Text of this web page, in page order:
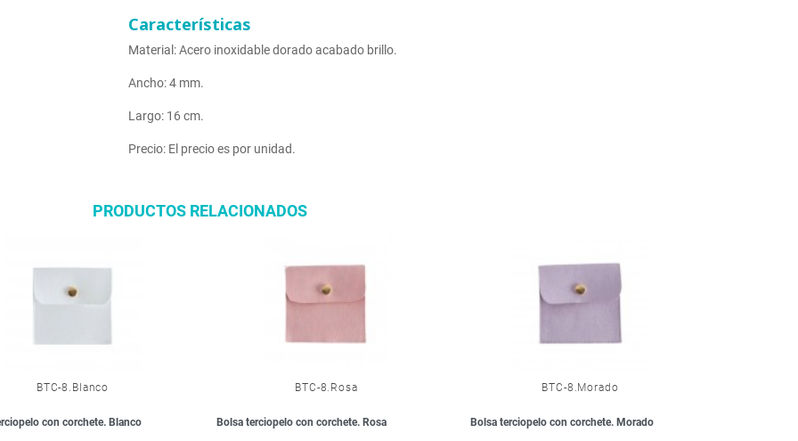
Características
Material: Acero inoxidable dorado acabado brillo.
Ancho: 4 mm.
Largo: 16 cm.
Precio: El precio es por unidad.
PRODUCTOS RELACIONADOS
BTC-8.Blanco
con corchete. Blanco
BTC-8.Rosa
Bolsa terciopelo con corchete. Rosa
BTC-8.Morado
Bolsa terciopelo con corchete. Morado